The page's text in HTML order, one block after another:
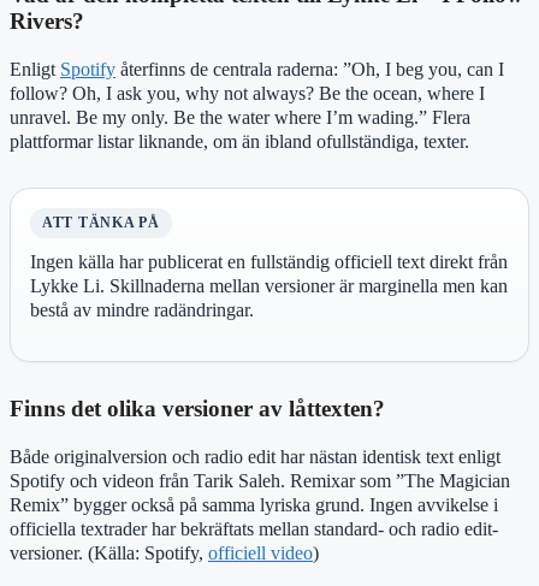
Rivers?
Enligt Spotify återfinns de centrala raderna: ”Oh, I beg you, can I
follow? Oh, I ask you, why not always? Be the ocean, where I
unravel. Be my only. Be the water where I’m wading.” Flera
plattformar listar liknande, om än ibland ofullständiga, texter.
ATT TÄNKA PÅ
Ingen källa har publicerat en fullständig officiell text direkt från
Lykke Li. Skillnaderna mellan versioner är marginella men kan
bestå av mindre radändringar.
Finns det olika versioner av låttexten?
Både originalversion och radio edit har nästan identisk text enligt
Spotify och videon från Tarik Saleh. Remixar som ”The Magician
Remix” bygger också på samma lyriska grund. Ingen avvikelse i
officiella textrader har bekräftats mellan standard- och radio edit-
versioner. (Källa: Spotify, officiell video)